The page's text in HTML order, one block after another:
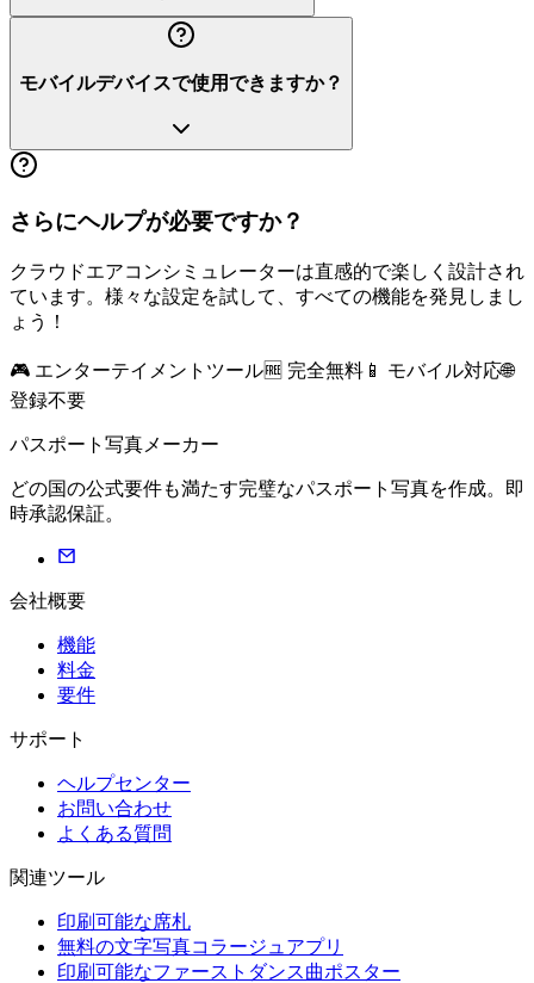
モバイルデバイスで使用できますか？
さらにヘルプが必要ですか？
クラウドエアコンシミュレーターは直感的で楽しく設計され
ています。様々な設定を試して、すべての機能を発見しまし
ょう！
🎮 エンターテイメントツール🆓 完全無料 📱 モバイル対応🌐
登録不要
パスポート写真メーカー
どの国の公式要件も満たす完璧なパスポート写真を作成。即
時承認保証。
会社概要
機能
料金
要件
サポート
ヘルプセンター
お問い合わせ
よくある質問
関連ツール
印刷可能な席札
無料の文字写真コラージュアプリ
印刷可能なファーストダンス曲ポスター